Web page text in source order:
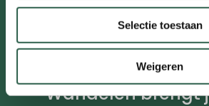
Selectie toestaan
Weigeren
Veel gestelde
Partners
Wandelen brengt